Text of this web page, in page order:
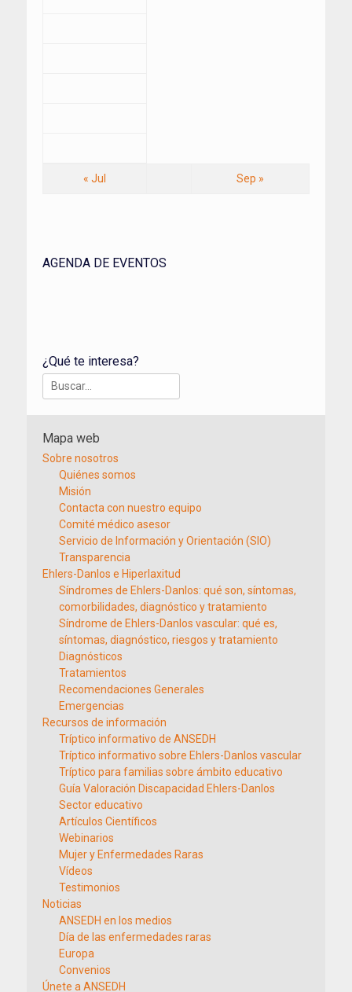
« Jul Sep »
AGENDA DE EVENTOS
¿Qué te interesa?
Buscar:
Mapa web
Sobre nosotros
Quiénes somos
Misión
Contacta con nuestro equipo
Comité médico asesor
Servicio de Información y Orientación (SIO)
Transparencia
Ehlers-Danlos e Hiperlaxitud
Síndromes de Ehlers-Danlos: qué son, síntomas,
comorbilidades, diagnóstico y tratamiento
Síndrome de Ehlers-Danlos vascular: qué es,
síntomas, diagnóstico, riesgos y tratamiento
Diagnósticos
Tratamientos
Recomendaciones Generales
Emergencias
Recursos de información
Tríptico informativo de ANSEDH
Tríptico informativo sobre Ehlers-Danlos vascular
Tríptico para familias sobre ámbito educativo
Guía Valoración Discapacidad Ehlers-Danlos
Sector educativo
Artículos Científicos
Webinarios
Mujer y Enfermedades Raras
Vídeos
Testimonios
Noticias
ANSEDH en los medios
Día de las enfermedades raras
Europa
Convenios
Únete a ANSEDH